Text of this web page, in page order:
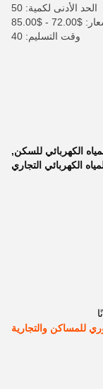
الحد الأدنى لكمية: 50
- $85.00
وقت التسليم: 40
الكهربائي للسكن,
الكهربائي التجاري
للمساكن والتجارية